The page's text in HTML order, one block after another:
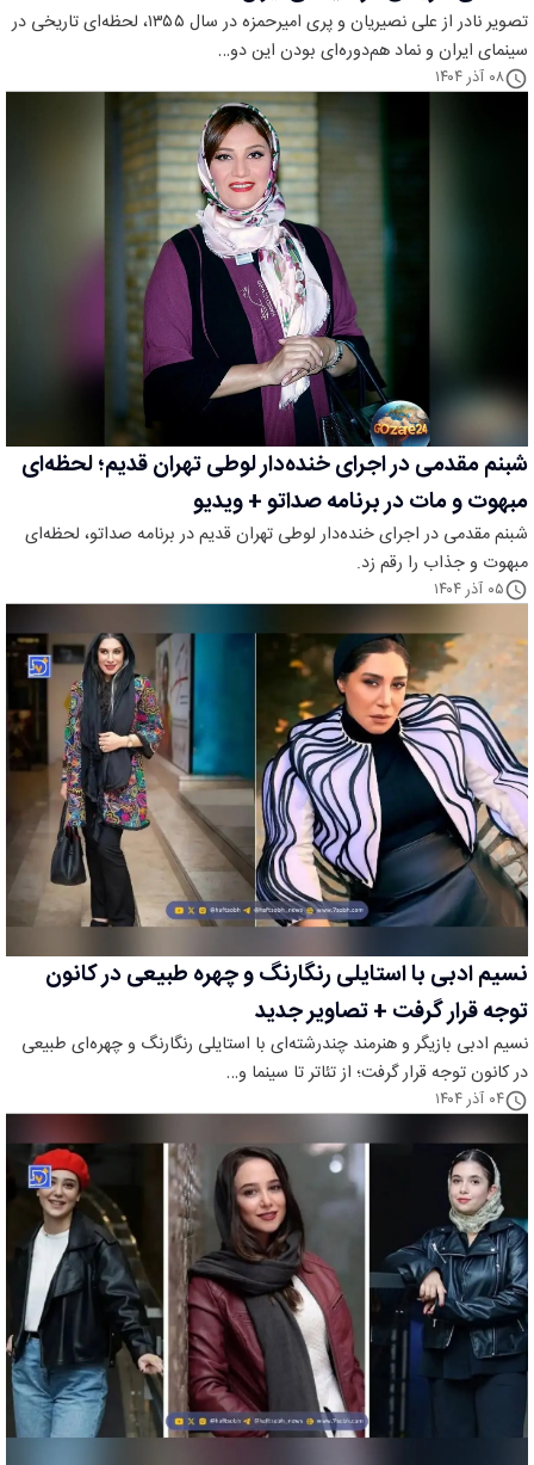
تصویر نادر از علی نصیریان و پری امیرحمزه در سال ۱۳۵۵، لحظه‌ای تاریخی در
سینمای ایران و نماد هم‌دوره‌ای بودن این دو…
۰۸ آذر ۱۴۰۴
شبنم مقدمی در اجرای خنده‌دار لوطی تهران قدیم؛ لحظه‌ای
مبهوت و مات در برنامه صداتو + ویدیو
شبنم مقدمی در اجرای خنده‌دار لوطی تهران قدیم در برنامه صداتو، لحظه‌ای
مبهوت و جذاب را رقم زد.
۰۵ آذر ۱۴۰۴
نسیم ادبی با استایلی رنگارنگ و چهره طبیعی در کانون
توجه قرار گرفت + تصاویر جدید
نسیم ادبی بازیگر و هنرمند چندرشته‌ای با استایلی رنگارنگ و چهره‌ای طبیعی
در کانون توجه قرار گرفت؛ از تئاتر تا سینما و…
۰۴ آذر ۱۴۰۴